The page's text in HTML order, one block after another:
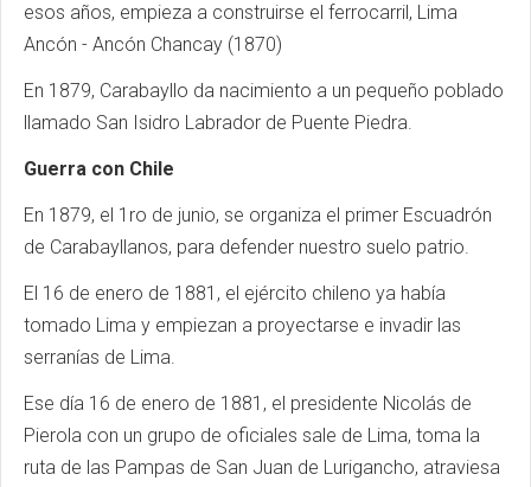
esos años, empieza a construirse el ferrocarril, Lima
Ancón - Ancón Chancay (1870)
En 1879, Carabayllo da nacimiento a un pequeño poblado
llamado San Isidro Labrador de Puente Piedra.
Guerra con Chile
En 1879, el 1ro de junio, se organiza el primer Escuadrón
de Carabayllanos, para defender nuestro suelo patrio.
El 16 de enero de 1881, el ejército chileno ya había
tomado Lima y empiezan a proyectarse e invadir las
serranías de Lima.
Ese día 16 de enero de 1881, el presidente Nicolás de
Pierola con un grupo de oficiales sale de Lima, toma la
ruta de las Pampas de San Juan de Lurigancho, atraviesa